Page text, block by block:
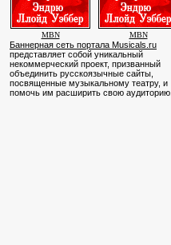
MBN MBN
Баннерная сеть портала Musicals.ru
представляет собой уникальный
некоммерческий проект, призванный
объединить русскоязычные сайты,
посвященные музыкальному театру, и
помочь им расширить свою аудиторию.